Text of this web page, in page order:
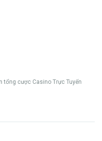
tổng cược Casino Trực Tuyến